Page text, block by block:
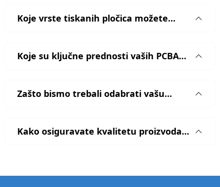
Koje vrste tiskanih pločica možete
Koje su ključne prednosti vaših PCBA
Zašto bismo trebali odabrati vašu
Kako osiguravate kvalitetu proizvoda?